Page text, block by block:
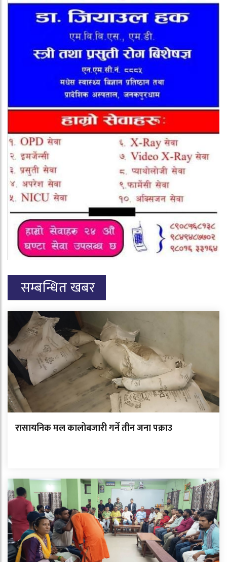
सम्बन्धित खबर
रासायनिक मल कालोबजारी गर्ने तीन जना पक्राउ